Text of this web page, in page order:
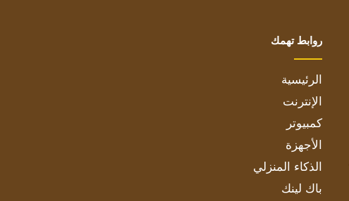
روابط تهمك
الرئيسية
الإنترنت
كمبيوتر
الأجهزة
الذكاء المنزلي
باك لينك